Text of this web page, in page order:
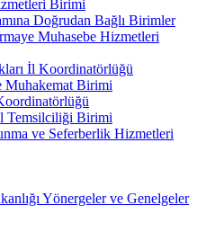
Birimi
Doğrudan Bağlı Birimler
Muhasebe Hizmetleri
İl Koordinatörlüğü
Muhakemat Birimi
Temsilciliği Birimi
ve Seferberlik Hizmetleri
Yönergeler ve Genelgeler